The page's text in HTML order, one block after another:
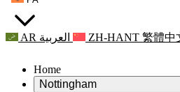
AR العربية ZH-HANT 繁體中
Home
Nottingham